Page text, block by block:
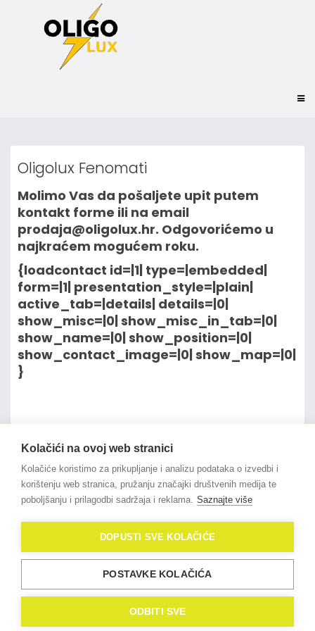
Oligolux Fenomati
Molimo Vas da pošaljete upit putem
kontakt forme ili na email
prodaja@oligolux.hr. Odgovorićemo u
najkraćem mogućem roku.
{loadcontact id=|1| type=|embedded|
form=|1| presentation_style=|plain|
active_tab=|details| details=|0|
show_misc=|0| show_misc_in_tab=|0|
show_name=|0| show_position=|0|
show_contact_image=|0| show_map=|0|
}
OligoLux
Reserved. Izrada web stranica
Domidona IT
Kolačići (eng. Cookies)
Kolačići na ovoj web stranici
Kolačiće koristimo za prikupljanje i analizu podataka o izvedbi i
korištenju web stranica, pružanju značajki društvenih medija te
poboljšanju i prilagodbi sadržaja i reklama. Saznajte više
DOPUSTI SVE KOLAČIĆE
POSTAVKE KOLAČIĆA
ODBITI SVE